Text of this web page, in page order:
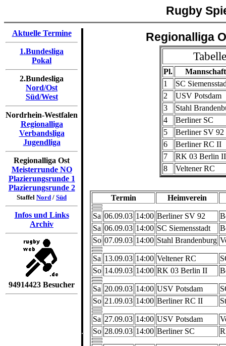
Rugby
Aktuelle Termine
1.Bundesliga
Pokal
2.Bundesliga
Nord/Ost
Süd/West
Nordrhein-Westfalen
Regionalliga
Verbandsliga
Jugendliga
Regionalliga Ost
Meisterrunde NO
Plazierungsrunde 1
Plazierungsrunde 2
Staffel Nord / Süd
Infos und Links
Archiv
94914423 Besucher
Regionalliga
Pl.
Mannschaft
1
SC
2
USV Potsdam
3
Stahl
4
Berliner SC
5
Berliner SV 92
6
Berliner RC II
7
RK 03 Berlin II
8
Veltener RC
Termin Heimverein
Sa 06.09.03 14:00 Berliner SV 92
Sa 06.09.03 14:00 SC Siemensstadt
So 07.09.03 14:00 Stahl Brandenburg
Sa 13.09.03 14:00 Veltener RC
So 14.09.03 14:00 RK 03 Berlin II
Sa 20.09.03 14:00 USV Potsdam
So 21.09.03 14:00 Berliner RC II
Sa 27.09.03 14:00 USV Potsdam
So 28.09.03 14:00 Berliner SC